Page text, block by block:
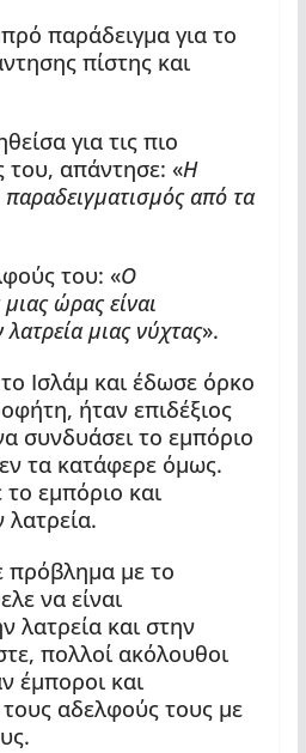
παράδειγμα για το
πίστης και
για τις πιο
του, απάντησε: «Η
από τα
του: «Ο
ώρας είναι
μιας νύχτας».
Ισλάμ και έδωσε όρκο
ήταν επιδέξιος
συνδυάσει το εμπόριο
τα κατάφερε όμως.
το εμπόριο και
πρόβλημα με το
να είναι
λατρεία και στην
πολλοί ακόλουθοι
έμποροι και
αδελφούς τους με